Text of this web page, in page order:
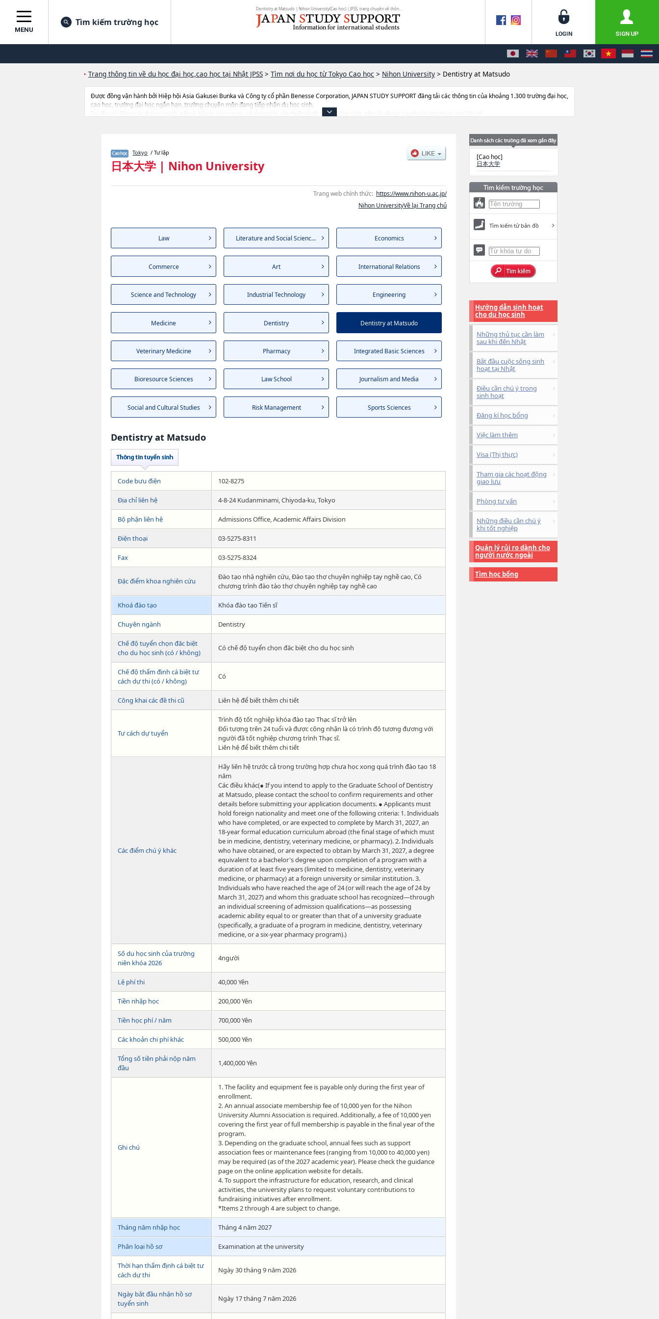
Dentistry at Matsudo | Nihon University(Cao học) | JPSS, trang chuyên về thôn...
MENU
Tìm kiếm trường học
Trang thông tin về du học đại học,cao học tại Nhật JPSS > Tìm nơi du học từ Tokyo Cao học > Nihon University > Dentistry at Matsudo
Được đồng vận hành bởi Hiệp hội Asia Gakusei Bunka và Công ty cổ phần Benesse Corporation, JAPAN STUDY SUPPORT đăng tải các thông tin của khoảng 1.300 trường đại học,
cao học, trường đại học ngắn hạn, trường chuyên môn đang tiếp nhận du học sinh.
Tại đây có đăng các thông tin chi tiết về Nihon University, và thông tin cần thiết dành cho du học sinh, như là về các LawhoặcLiterature and Social
ScienceshoặcLaw SchoolhoặcJournalism and MediahoặcSocial and Cultural StudieshoặcRisk ManagementhoặcSports Sciences, thông tin về từng khoa nghiên cứu, thông tin
liên quan đến thi tuyển như số lượng tuyển sinh, số lượng trúng tuyển, cở sở trang thiết bị, hướng dẫn địa điểm v.v...
Tokyo / Tư lập
日本大学 | Nihon University
Trang web chính thức: https://www.nihon-u.ac.jp/
Nihon UniversityVề lại Trang chủ
Law Literature and Social Sciences Economics
Commerce Art International Relations
Science and Technology Industrial Technology Engineering
Medicine Dentistry Dentistry at Matsudo
Veterinary Medicine Pharmacy Integrated Basic Sciences
Bioresource Sciences Law School Journalism and Media
Social and Cultural Studies Risk Management Sports Sciences
Dentistry at Matsudo
Code bưu điện 102-8275
Địa chỉ liên hệ 4-8-24 Kudanminami, Chiyoda-ku, Tokyo
Bộ phận liên hệ Admissions Office, Academic Affairs Division
Điện thoại 03-5275-8311
Fax 03-5275-8324
Đặc điểm khoa nghiên cứu
Đào tạo nhà nghiên cứu, Đào tạo thợ chuyên nghiệp tay nghề cao, Có
chương trình đào tào thợ chuyên nghiệp tay nghề cao
Khoá đào tạo Khóa đào tạo Tiến sĩ
Chuyên ngành Dentistry
Chế độ tuyển chọn đăc biệt
cho du học sinh (có / không)
Có chế độ tuyển chọn đăc biệt cho du học sinh
Chế độ thẩm định cá biệt tư
cách dự thi (có / không)
Có
Công khai các đề thi cũ Liên hệ để biết thêm chi tiết
Tư cách dự tuyển
Trình độ tốt nghiệp khóa đào tạo Thạc sĩ trở lên
Đối tượng trên 24 tuổi và được công nhận là có trình độ tương đương với
người đã tốt nghiệp chương trình Thạc sĩ.
Liên hệ để biết thêm chi tiết
Các điểm chú ý khác
Hãy liên hệ trước cả trong trường hợp chưa học xong quá trình đào tạo 18
năm
Các điều khác(● If you intend to apply to the Graduate School of Dentistry
at Matsudo, please contact the school to confirm requirements and other
details before submitting your application documents. ● Applicants must
hold foreign nationality and meet one of the following criteria: 1. Individuals
who have completed, or are expected to complete by March 31, 2027, an
18-year formal education curriculum abroad (the final stage of which must
be in medicine, dentistry, veterinary medicine, or pharmacy). 2. Individuals
who have obtained, or are expected to obtain by March 31, 2027, a degree
equivalent to a bachelor's degree upon completion of a program with a
duration of at least five years (limited to medicine, dentistry, veterinary
medicine, or pharmacy) at a foreign university or similar institution. 3.
Individuals who have reached the age of 24 (or will reach the age of 24 by
March 31, 2027) and whom this graduate school has recognized—through
an individual screening of admission qualifications—as possessing
academic ability equal to or greater than that of a university graduate
(specifically, a graduate of a program in medicine, dentistry, veterinary
medicine, or a six-year pharmacy program).)
Số du học sinh của trường
niên khóa 2026
4người
Lệ phí thi 40,000 Yên
Tiền nhập học 200,000 Yên
Tiền học phí / năm 700,000 Yên
Các khoản chi phí khác 500,000 Yên
Tổng số tiền phải nộp năm
đầu
1,400,000 Yên
Ghi chú
1. The facility and equipment fee is payable only during the first year of
enrollment.
2. An annual associate membership fee of 10,000 yen for the Nihon
University Alumni Association is required. Additionally, a fee of 10,000 yen
covering the first year of full membership is payable in the final year of the
program.
3. Depending on the graduate school, annual fees such as support
association fees or maintenance fees (ranging from 10,000 to 40,000 yen)
may be required (as of the 2027 academic year). Please check the guidance
page on the online application website for details.
4. To support the infrastructure for education, research, and clinical
activities, the university plans to request voluntary contributions to
fundraising initiatives after enrollment.
*Items 2 through 4 are subject to change.
Tháng năm nhập học Tháng 4 năm 2027
Phân loại hồ sơ Examination at the university
Thời hạn thẩm định cá biệt tư
cách dự thi
Ngày 30 tháng 9 năm 2026
Ngày bắt đầu nhận hồ sơ
tuyển sinh
Ngày 17 tháng 7 năm 2026
[Cao học]
日本大学
Tìm kiếm từ bản đồ
Hướng dẫn sinh hoạt
cho du học sinh
Những thủ tục cần làm
sau khi đến Nhật
Bắt đầu cuộc sống sinh
hoạt tại Nhật
Điều cần chú ý trong
sinh hoạt
Đăng kí học bổng
Việc làm thêm
Visa (Thị thực)
Tham gia các hoạt động
giao lưu
Phòng tư vấn
Những điều cần chú ý
khi tốt nghiệp
Quản lý rủi ro dành cho
người nước ngoài
Tìm học bổng